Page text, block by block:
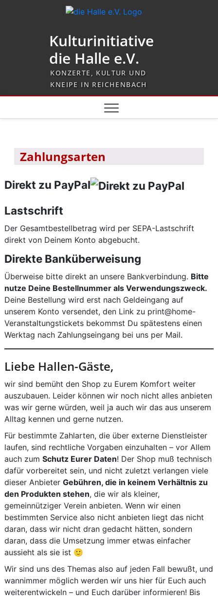
Kulturinitiative
die Halle e.V.
KONZERTE, KULTUR UND
KNEIPE IN REICHENBACH
Zahlungsarten
Direkt zu PayPal
Lastschrift
Der Gesamtbestellbetrag wird per SEPA-Lastschrift
direkt von Deinem Konto abgebucht.
Direkte Banküberweisung
Überweise bitte direkt an unsere Bankverbindung. Bitte
nutze Deine Bestellnummer als Verwendungszweck.
Deine Bestellung wird erst nach Geldeingang auf
unserem Konto versendet, den Link zu print@home-
Veranstaltungstickets bekommst Du spätestens einen
Werktag nach Zahlungseingang bei uns per Mail.
Liebe Hallen-Gäste,
wir sind bemüht den Shop zu Eurem Komfort weiter
auszubauen. Leider können wir noch nicht alles anbieten
was wir gerne würden, weil ja auch wir das aus unserem
Alltag kennen und gerne nutzen.
Für bestimmte Zahlarten, die über externe Dienstleister
laufen, sind rechtliche Vorgaben einzuhalten – vor Allem
auch zum Schutz Eurer Daten! Der Shop muß technisch
dafür vorbereitet sein, und nicht zuletzt verlangen viele
dieser Anbieter Gebühren, die in keinem Verhältnis zu
den Produkten stehen, die wir als kleiner,
gemeinnütziger Verein anbieten. Wenn wir einen
bestimmten Service also nicht anbieten liegt das nicht
daran, dass wir nicht dran gedacht hätten, sondern
daran, dass die Umsetzung immer etwas einfacher
aussieht als sie ist 🙂
Wir sind uns des Themas also auf jeden Fall bewußt, und
wannimmer möglich werden wir uns hier für Euch auch
weiterentwickeln – und Euch darüber informieren! Bis